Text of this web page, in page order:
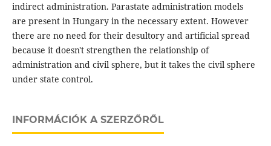
indirect administration. Parastate administration models
are present in Hungary in the necessary extent. However
there are no need for their desultory and artificial spread
because it doesn't strengthen the relationship of
administration and civil sphere, but it takes the civil sphere
under state control.
INFORMÁCIÓK A SZERZŐRŐL